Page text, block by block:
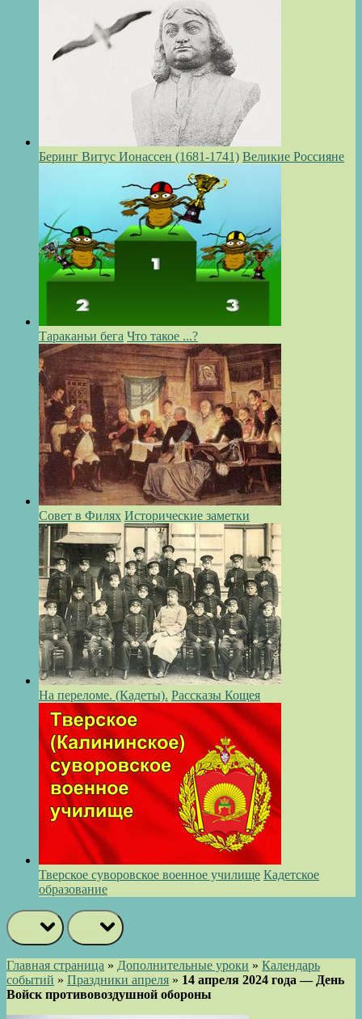
Беринг Витус Ионассен (1681-1741) Великие Россияне
Тараканьи бега Что такое ...?
Совет в Филях Исторические заметки
На переломе. (Кадеты). Рассказы Кощея
Тверское суворовское военное училище Кадетское
образование
Главная страница » Дополнительные уроки » Календарь
событий » Праздники апреля » 14 апреля 2024 года — День
Войск противовоздушной обороны